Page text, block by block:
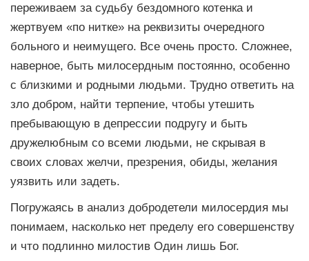
переживаем за судьбу бездомного котенка и
жертвуем «по нитке» на реквизиты очередного
больного и неимущего. Все очень просто. Сложнее,
наверное, быть милосердным постоянно, особенно
с близкими и родными людьми. Трудно ответить на
зло добром, найти терпение, чтобы утешить
пребывающую в депрессии подругу и быть
дружелюбным со всеми людьми, не скрывая в
своих словах желчи, презрения, обиды, желания
уязвить или задеть.
Погружаясь в анализ добродетели милосердия мы
понимаем, насколько нет пределу его совершенству
и что подлинно милостив Один лишь Бог.